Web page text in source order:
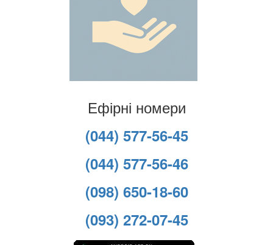
Ефірні номери
(044) 577-56-45
(044) 577-56-46
(098) 650-18-60
(093) 272-07-45